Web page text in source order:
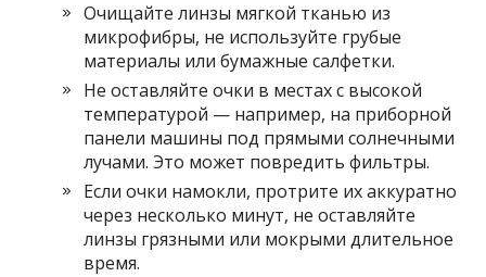
Очищайте линзы мягкой тканью из
микрофибры, не используйте грубые
материалы или бумажные салфетки.
Не оставляйте очки в местах с высокой
температурой — например, на приборной
панели машины под прямыми солнечными
лучами. Это может повредить фильтры.
Если очки намокли, протрите их аккуратно
через несколько минут, не оставляйте
линзы грязными или мокрыми длительное
время.